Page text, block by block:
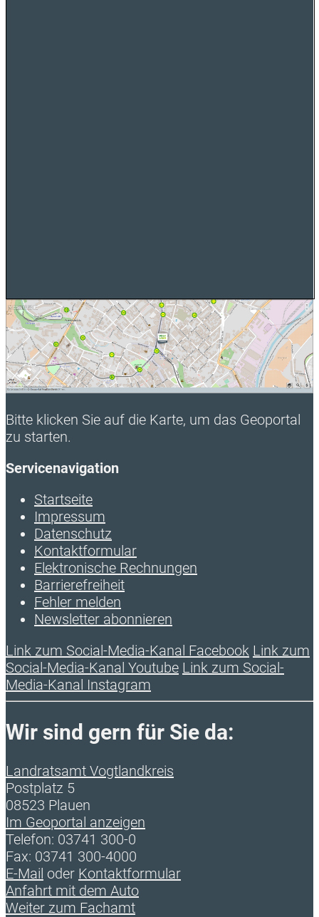
Bitte klicken Sie auf die Karte, um das Geoportal
zu starten.
Servicenavigation
Startseite
Impressum
Datenschutz
Kontaktformular
Elektronische Rechnungen
Barrierefreiheit
Fehler melden
Newsletter abonnieren
Link zum Social-Media-Kanal Facebook Link zum
Social-Media-Kanal Youtube Link zum Social-
Media-Kanal Instagram
Wir sind gern für Sie da:
Landratsamt Vogtlandkreis
Postplatz 5
08523 Plauen
Im Geoportal anzeigen
Telefon: 03741 300-0
Fax: 03741 300-4000
E-Mail oder Kontaktformular
Anfahrt mit dem Auto
Weiter zum Fachamt